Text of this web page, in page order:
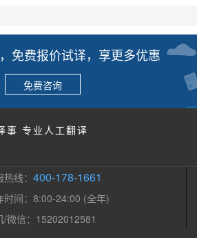
免费报价试译，享更多优惠
免费咨询
事 专业人工翻译
热线：400-178-1661
时间：8:00-24:00 (全年)
/微信：15202012581